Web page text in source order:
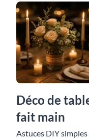
Déco de
fait main
Astuces DIY